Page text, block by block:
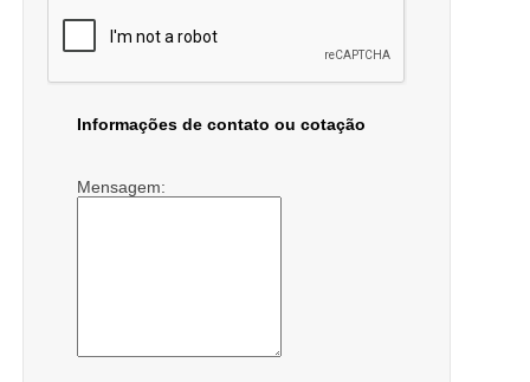
Informações de contato ou cotação
Mensagem: